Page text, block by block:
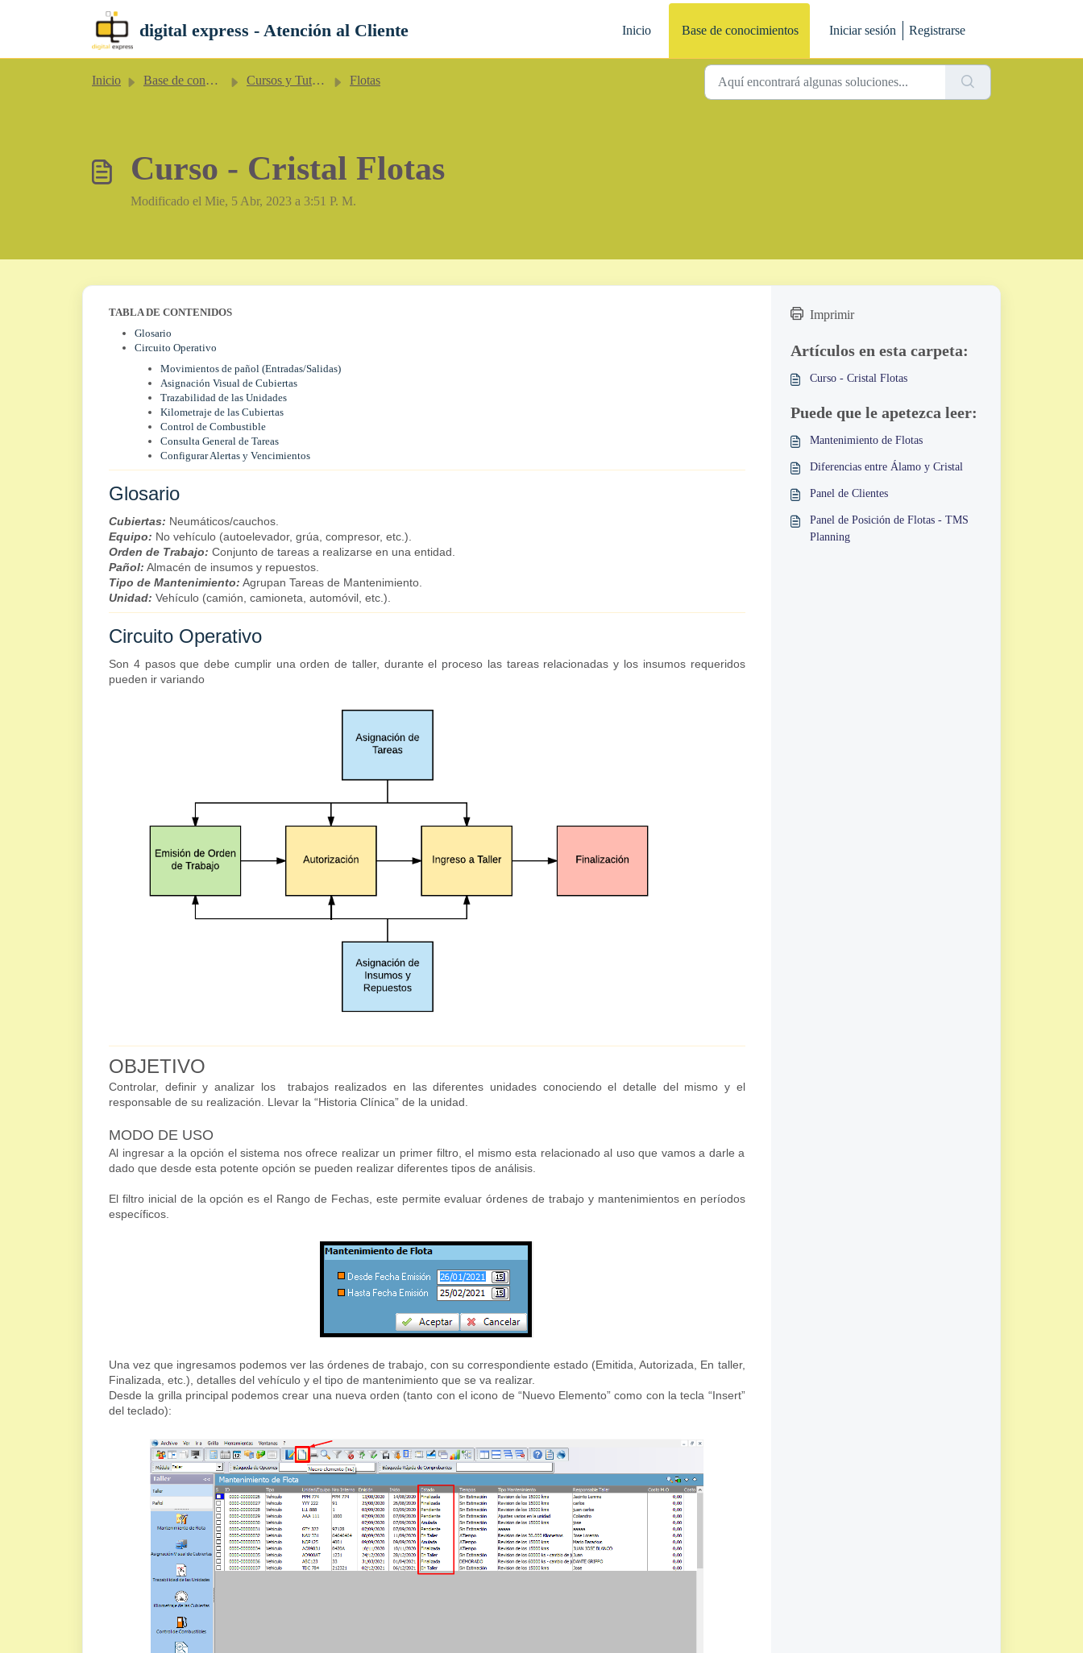
digital express - Atención al Cliente Inicio Base de conocimientos Iniciar sesión Registrarse
Inicio Base de conocimientos Cursos y Tutoriales Flotas
Curso - Cristal Flotas
Modificado el Mie, 5 Abr, 2023 a 3:51 P. M.
TABLA DE CONTENIDOS
Glosario
Circuito Operativo
Movimientos de pañol (Entradas/Salidas)
Asignación Visual de Cubiertas
Trazabilidad de las Unidades
Kilometraje de las Cubiertas
Control de Combustible
Consulta General de Tareas
Configurar Alertas y Vencimientos
Glosario
Cubiertas: Neumáticos/cauchos.
Equipo: No vehículo (autoelevador, grúa, compresor, etc.).
Orden de Trabajo: Conjunto de tareas a realizarse en una entidad.
Pañol: Almacén de insumos y repuestos.
Tipo de Mantenimiento: Agrupan Tareas de Mantenimiento.
Unidad: Vehículo (camión, camioneta, automóvil, etc.).
Circuito Operativo
Son 4 pasos que debe cumplir una orden de taller, durante el proceso las tareas relacionadas y los insumos requeridos
pueden ir variando
OBJETIVO
Controlar, definir y analizar los trabajos realizados en las diferentes unidades conociendo el detalle del mismo y el
responsable de su realización. Llevar la “Historia Clínica” de la unidad.
MODO DE USO
Al ingresar a la opción el sistema nos ofrece realizar un primer filtro, el mismo esta relacionado al uso que vamos a darle a
dado que desde esta potente opción se pueden realizar diferentes tipos de análisis.
El filtro inicial de la opción es el Rango de Fechas, este permite evaluar órdenes de trabajo y mantenimientos en períodos
específicos.
Una vez que ingresamos podemos ver las órdenes de trabajo, con su correspondiente estado (Emitida, Autorizada, En taller,
Finalizada, etc.), detalles del vehículo y el tipo de mantenimiento que se va realizar.
Desde la grilla principal podemos crear una nueva orden (tanto con el icono de “Nuevo Elemento” como con la tecla “Insert”
del teclado):
Imprimir
Artículos en esta carpeta:
Curso - Cristal Flotas
Puede que le apetezca leer:
Mantenimiento de Flotas
Diferencias entre Álamo y Cristal
Panel de Clientes
Panel de Posición de Flotas - TMS
Planning